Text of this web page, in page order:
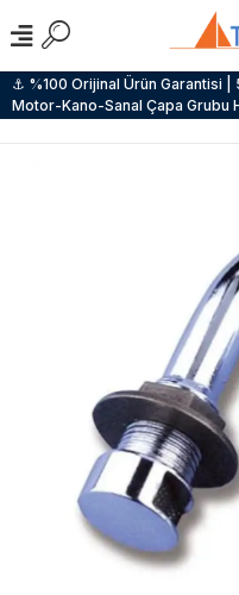
⚓ %100 Orijinal Ürün Garantisi
Motor-Kano-Sanal Çapa Grubu